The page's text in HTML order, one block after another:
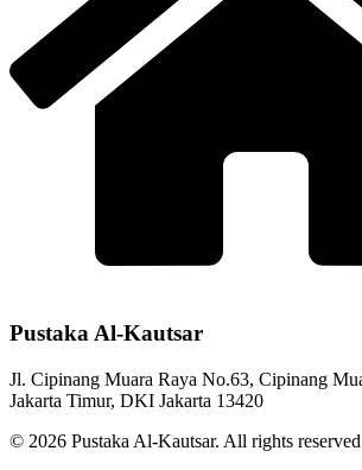
Pustaka Al-Kautsar
Jl. Cipinang Muara Raya No.63, Cipinang
Jakarta Timur, DKI Jakarta 13420
© 2026 Pustaka Al-Kautsar. All rights